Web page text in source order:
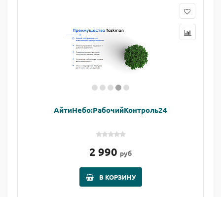
АйтиНебо:РабочийКонтроль24
2 990 руб
В КОРЗИНУ